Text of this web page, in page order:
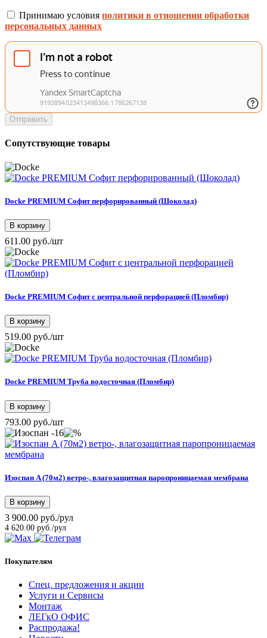
Принимаю условия политики в отношении обработки
персональных данных
Отправить
Сопутствующие товары
Docke PREMIUM Софит перфорированный (Шоколад)
В корзину
611.00 руб./шт
Docke PREMIUM Софит с центральной перфорацией (Пломбир)
В корзину
519.00 руб./шт
Docke PREMIUM Труба водосточная (Пломбир)
В корзину
793.00 руб./шт
-16
Изоспан A (70м2) ветро-, влагозащитная паропроницаемая мембрана
В корзину
3 900.00 руб./рул
4 620.00 руб./рул
Покупателям
Спец. предложения и акции
Услуги и Сервисы
Монтаж
ЛЕГкО ОФИС
Распродажа!